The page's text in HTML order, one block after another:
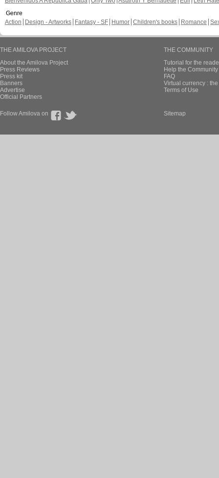
Genre
Action
Design - Artworks Fantasy - SF Humor Children's books Romance
THE AMILOVA PROJECT
About the Amilova Project
Press Reviews
Press kit
Banners
Advertise
Official Partners
THE COMMUNITY
Tutorial for the
Help the
FAQ
Virtual currency :
Terms of Use
Follow Amilova on Sitemap